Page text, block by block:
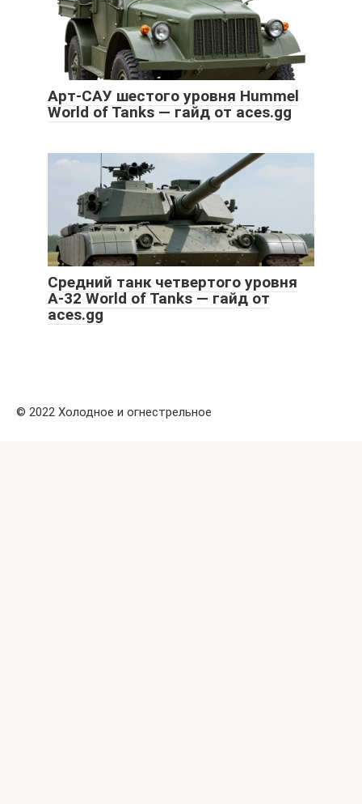
Арт-САУ шестого уровня Hummel
World of Tanks — гайд от aces.gg
Средний танк четвертого уровня
А-32 World of Tanks — гайд от
aces.gg
© 2022 Холодное и огнестрельное